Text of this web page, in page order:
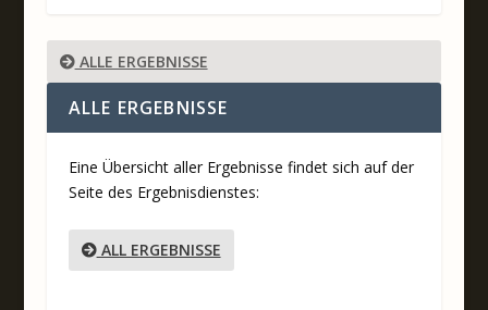
ALLE ERGEBNISSE
ALLE ERGEBNISSE
Eine Übersicht aller Ergebnisse findet sich auf der
Seite des Ergebnisdienstes:
ALL ERGEBNISSE